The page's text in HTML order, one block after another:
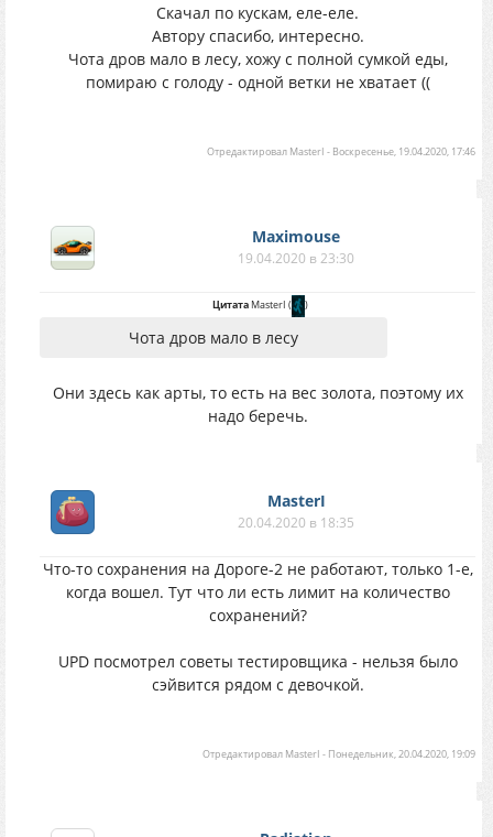
Скачал по кускам, еле-еле.
Автору спасибо, интересно.
Чота дров мало в лесу, хожу с полной сумкой еды,
помираю с голоду - одной ветки не хватает ((
Отредактировал MasterI - Воскресенье, 19.04.2020, 17:46
Maximouse
19.04.2020 в 23:30
ЦитатаMasterI ( )
Чота дров мало в лесу
Они здесь как арты, то есть на вес золота, поэтому их
надо беречь.
MasterI
20.04.2020 в 18:35
Что-то сохранения на Дороге-2 не работают, только 1-е,
когда вошел. Тут что ли есть лимит на количество
сохранений?
UPD посмотрел советы тестировщика - нельзя было
сэйвится рядом с девочкой.
Отредактировал MasterI - Понедельник, 20.04.2020, 19:09